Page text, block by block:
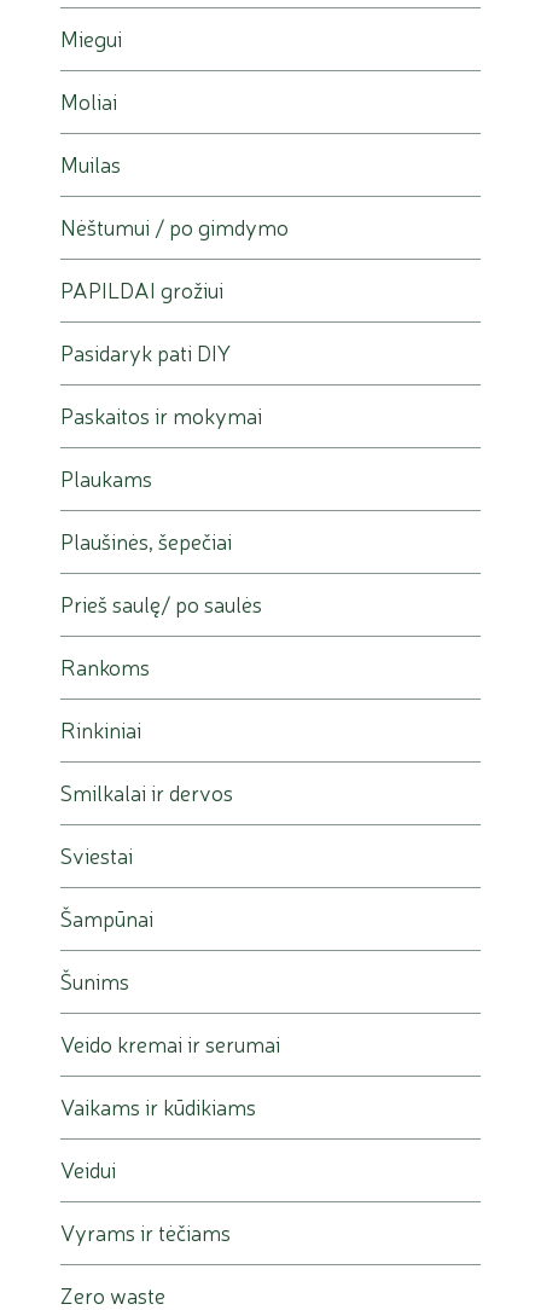
Miegui
Moliai
Muilas
Nėštumui / po gimdymo
PAPILDAI grožiui
Pasidaryk pati DIY
Paskaitos ir mokymai
Plaukams
Plaušinės, šepečiai
Prieš saulę/ po saulės
Rankoms
Rinkiniai
Smilkalai ir dervos
Sviestai
Šampūnai
Šunims
Veido kremai ir serumai
Vaikams ir kūdikiams
Veidui
Vyrams ir tėčiams
Zero waste